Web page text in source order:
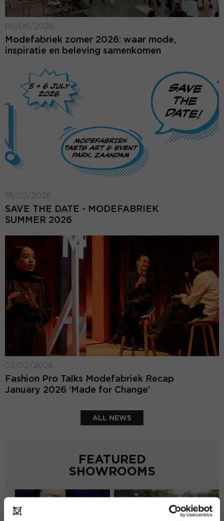
05/06/2026
Modefabriek zomer 2026: waar mode,
inspiratie en beleving samenkomen
19/02/2026
SAVE THE DATE - MODEFABRIEK
SUMMER 2026
03/02/2026
Fashion Pro Talks Modefabriek Recap
January 2026 ‘Made for Change’
ALL NEWS
FEATURED
SHOWROOMS